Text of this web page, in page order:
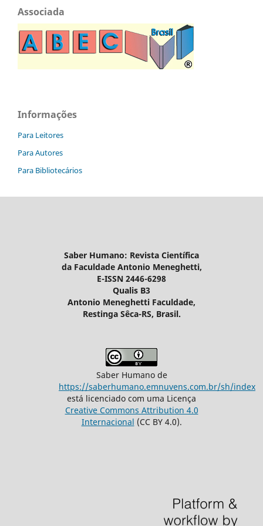
Associada
Informações
Para Leitores
Para Autores
Para Bibliotecários
Saber Humano: Revista Científica
da Faculdade Antonio Meneghetti,
E-ISSN 2446-6298
Qualis B3
Antonio Meneghetti Faculdade,
Restinga Sêca-RS, Brasil.
Saber Humano de
https://saberhumano.emnuvens.com.br/sh/index
está licenciado com uma Licença
Creative Commons Attribution 4.0
Internacional (CC BY 4.0).